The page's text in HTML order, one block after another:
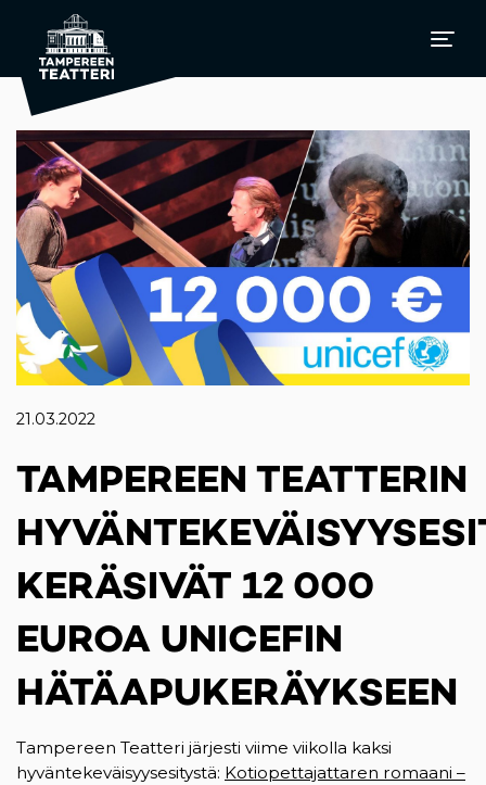
21.03.2022
TAMPEREEN TEATTERIN
KERÄSIVÄT 12 000
EUROA UNICEFIN
HÄTÄAPUKERÄYKSEEN
Tampereen Teatteri järjesti viime viikolla kaksi
hyväntekeväisyysesitystä: Kotiopettajattaren romaani –